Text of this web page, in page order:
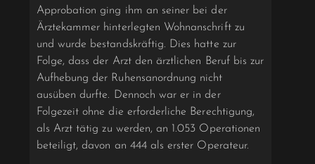
Approbation ging ihm an seiner bei der
Ärztekammer hinterlegten Wohnanschrift zu
und wurde bestandskräftig. Dies hatte zur
Folge, dass der Arzt den ärztlichen Beruf bis zur
Aufhebung der Ruhensanordnung nicht
ausüben durfte. Dennoch war er in der
Folgezeit ohne die erforderliche Berechtigung,
als Arzt tätig zu werden, an 1.053 Operationen
beteiligt, davon an 444 als erster Operateur.